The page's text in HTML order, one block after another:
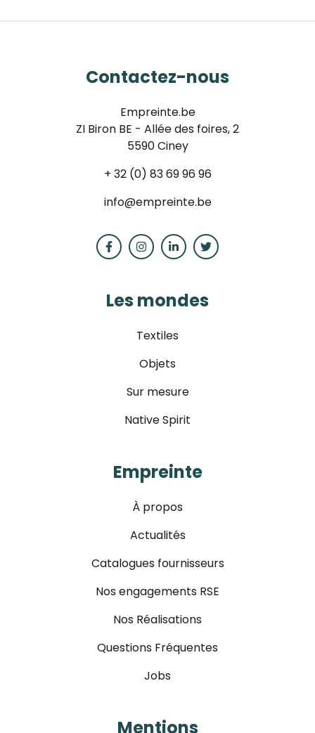
Contactez-nous
Empreinte.be
ZI Biron BE - Allée des foires, 2
5590 Ciney
+ 32 (0) 83 69 96 96
info@empreinte.be
Les mondes
Textiles
Objets
Sur mesure
Native Spirit
Empreinte
À propos
Actualités
Catalogues fournisseurs
Nos engagements RSE
Nos Réalisations
Questions Fréquentes
Jobs
Mentions